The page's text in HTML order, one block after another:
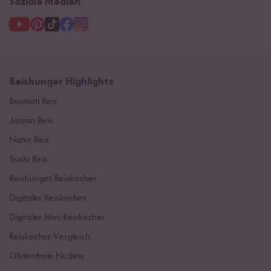
Soziale Medien
Reishunger Highlights
Basmati Reis
Jasmin Reis
Natur Reis
Sushi Reis
Reishunger Reiskocher
Digitaler Reiskocher
Digitaler Mini Reiskocher
Reiskocher Vergleich
Glutenfreie Nudeln